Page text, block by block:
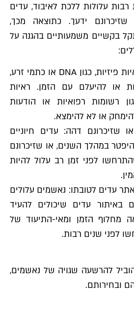
עלולות ללכת לאיבוד, עדים
שזיכרונם ידעך. כתוצאה מכך,
בקשיים משמעותיים בהגנה על
אובדן ראיות: ראיות פיזיות, כגון DNA או כתמי זרע,
או להיעלם עם הזמן. ראיות
רשומות רפואיות או הודעות
או לא להימצא.
שזיכרונם דהה: עדים חיוניים
במהלך השנים, או שזיכרונם
לפני זמן רב עלול להיות
עדים לטובתו: נאשמים עלולים
באיתור עדים שיכולים להעיד
מחלוף הזמן ומאי-התיעוד של
לפני שנים רבות.
להרשעה שגויה של נאשמים,
ובחירותם.